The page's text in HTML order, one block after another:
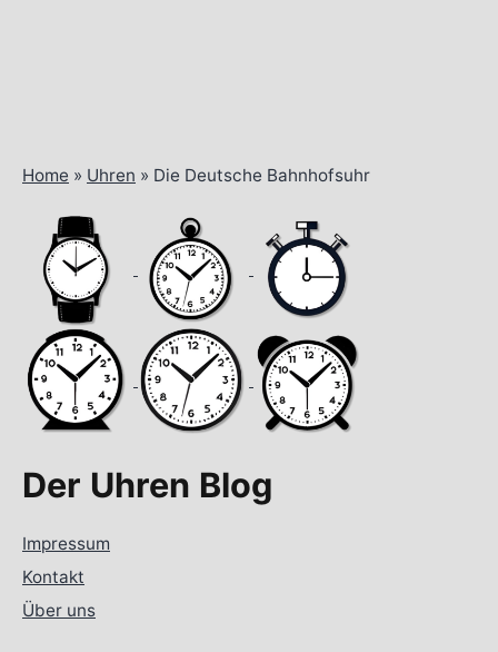
Home » Uhren » Die Deutsche Bahnhofsuhr
Der Uhren Blog
Impressum
Kontakt
Über uns